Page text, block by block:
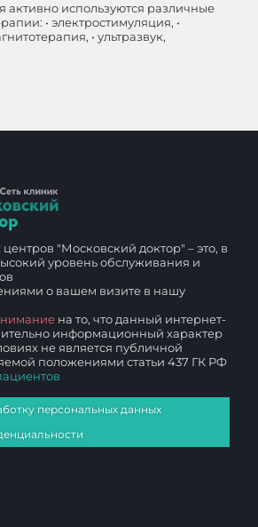
активно используются различные
• электростимуляция, •
• ультразвук,
"Московский доктор" – это, в
уровень обслуживания и
о вашем визите в нашу
на то, что данный интернет-
информационный характер
не является публичной
положениями статьи 437 ГК РФ
персональных данных